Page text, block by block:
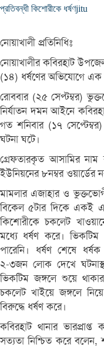
প্রতিবন্ধী কিশোরীকে ধর্ষণjitu
নোয়াখালী প্রতিনিধিঃ
নোয়াখালীর কবিরহাট
(১৪) ধর্ষণের অভিযোগে এক
রোববার (২৫ সেপ্টম্বর)
নির্যাতন দমন আইনে
গত শনিবার (১৭
ঘটনা ঘটে।
গ্রেফতারকৃত আসামির নাম
ইউনিয়নের ৮নম্বর ওয়ার্ডের
মামলার এজাহার ও
বিকেল ৫টার দিকে একই
কিশোরীকে চকলেট
মধ্যে ধর্ষণ করে।
পারেনি। ধর্ষণ শেষে
২-৩জন লোক দেখে
ভিকটিম জঙ্গলে শুয়ে
চকলেট খাইয়ে জঙ্গলে
বিরুদ্ধে ধর্ষণ করে।
কবিরহাট থানার
সত্যতা নিশ্চিত করে বলেন,